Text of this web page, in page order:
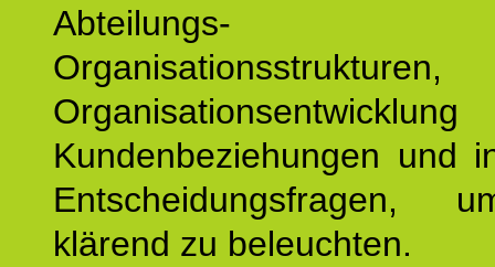
Abteilungs-
Kundenbeziehungen und
Entscheidungsfragen,
klärend zu beleuchten.